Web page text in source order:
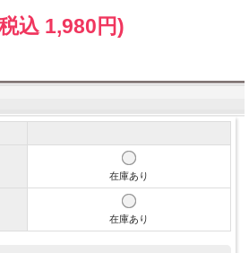
込 1,980円)
在庫あり
在庫あり